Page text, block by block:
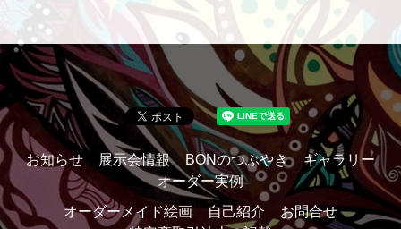
お知らせ 展示会情報 BONのつぶやき
ギャラリー
オーダー実例
オーダーメイド絵画
自己紹介
お問合せ